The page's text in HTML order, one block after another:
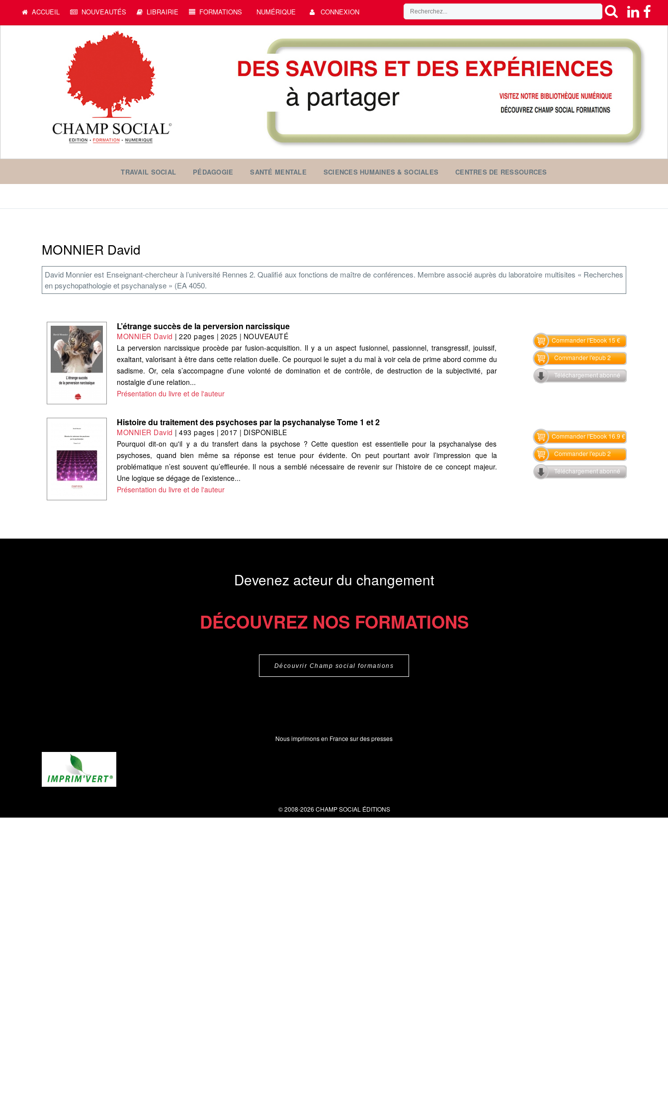
ACCUEIL NOUVEAUTÉS LIBRAIRIE FORMATIONS NUMÉRIQUE CONNEXION
TRAVAIL SOCIAL PÉDAGOGIE SANTÉ MENTALE SCIENCES HUMAINES & SOCIALES CENTRES DE RESSOURCES
MONNIER David
David Monnier est Enseignant-chercheur à l’université Rennes 2. Qualifié aux fonctions de maître de conférences. Membre associé auprès du laboratoire multisites « Recherches
en psychopathologie et psychanalyse » (EA 4050.
L’étrange succès de la perversion narcissique
MONNIER David |220 pages | 2025 | NOUVEAUTÉ
La perversion narcissique procède par fusion-acquisition. Il y a un aspect fusionnel, passionnel, transgressif, jouissif,
exaltant, valorisant à être dans cette relation duelle. Ce pourquoi le sujet a du mal à voir cela de prime abord comme du
sadisme. Or, cela s’accompagne d’une volonté de domination et de contrôle, de destruction de la subjectivité, par
nostalgie d’une relation...
Présentation du livre et de l'auteur
Commander l'Ebook 15 €
Commander l'epub 2
Téléchargement abonné
Histoire du traitement des psychoses par la psychanalyse Tome 1 et 2
MONNIER David |493 pages | 2017 | DISPONIBLE
Pourquoi dit-on qu'il y a du transfert dans la psychose ? Cette question est essentielle pour la psychanalyse des
psychoses, quand bien même sa réponse est tenue pour évidente. On peut pourtant avoir l’impression que la
problématique n’est souvent qu’effleurée. Il nous a semblé nécessaire de revenir sur l’histoire de ce concept majeur.
Une logique se dégage de l’existence...
Présentation du livre et de l'auteur
Commander l'Ebook 16.9 €
Commander l'epub 2
Téléchargement abonné
Devenez acteur du changement
DÉCOUVREZ NOS FORMATIONS
Découvrir Champ social formations
Nous imprimons en France sur des presses
© 2008-2026 CHAMP SOCIAL ÉDITIONS